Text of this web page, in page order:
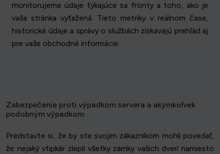
monitorujeme údaje týkajúce sa fronty a toho, ako je
vaša stránka vyťažená. Tieto metriky v reálnom čase,
historické údaje a správy o službách získavajú prehľad aj
pre vaše obchodné informácie.
Zabezpečenie proti výpadkom servera a akýmkoľvek
podobným výpadkom
Predstavte si, že by ste svojim zákazníkom mohli povedať,
že nejaký vtipkár zlepil všetky zámky vašich dverí namiesto